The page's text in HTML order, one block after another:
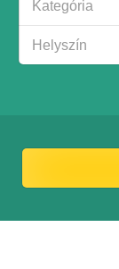
Kategória
Helyszín